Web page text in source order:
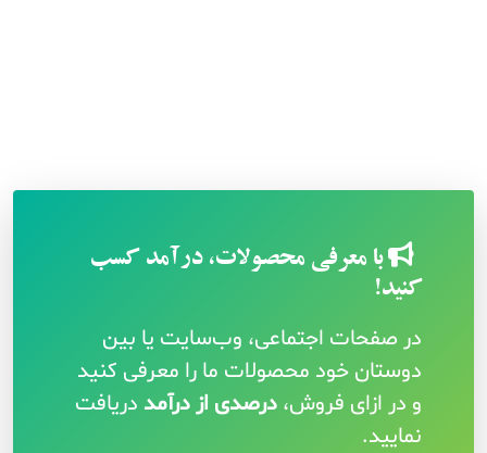
با معرفی محصولات، درآمد کسب
کنید!
در صفحات اجتماعی، وب‌سایت یا بین
دوستان خود محصولات ما را معرفی کنید
و در ازای فروش، درصدی از درآمد دریافت
نمایید.